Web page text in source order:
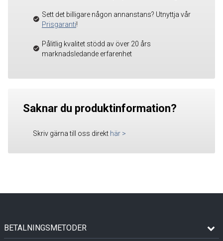
Sett det billigare någon annanstans? Utnyttja vår
Prisgaranti!
Pålitlig kvalitet stödd av över 20 års
marknadsledande erfarenhet
Saknar du produktinformation?
Skriv gärna till oss direkt här >
BETALNINGSMETODER